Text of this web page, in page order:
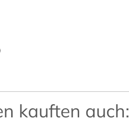
kauften auch: